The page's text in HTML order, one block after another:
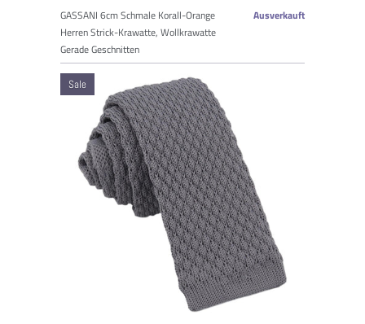
GASSANI 6cm Schmale Korall-Orange
Herren Strick-Krawatte, Wollkrawatte
Gerade Geschnitten
Ausverkauft
Sale